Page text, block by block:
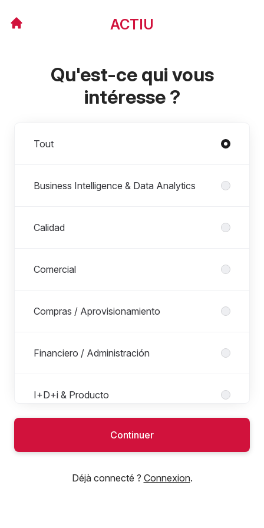
ACTIU
Qu'est-ce qui vous
intéresse ?
Tout
Business Intelligence & Data Analytics
Calidad
Comercial
Compras / Aprovisionamiento
Financiero / Administración
I+D+i & Producto
Ingeniería & Mejora Continua
Continuer
Déjà connecté ? Connexion.